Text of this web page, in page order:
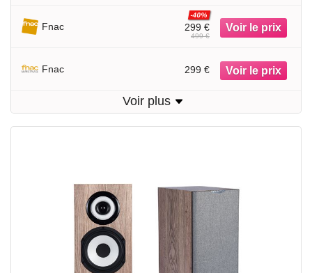
Fnac 299 €
-40%
499 €
Fnac 299 €
Voir plus